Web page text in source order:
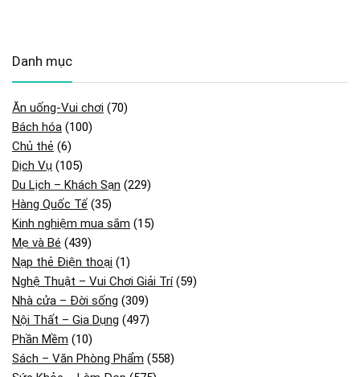
Danh mục
Ăn uống-Vui chơi (70)
Bách hóa (100)
Chủ thẻ (6)
Dịch Vụ (105)
Du Lịch – Khách Sạn (229)
Hàng Quốc Tế (35)
Kinh nghiệm mua sắm (15)
Mẹ và Bé (439)
Nạp thẻ Điện thoại (1)
Nghệ Thuật – Vui Chơi Giải Trí(59)
Nhà cửa – Đời sống (309)
Nội Thất – Gia Dụng (497)
Phần Mềm (10)
Sách – Văn Phòng Phẩm (558)